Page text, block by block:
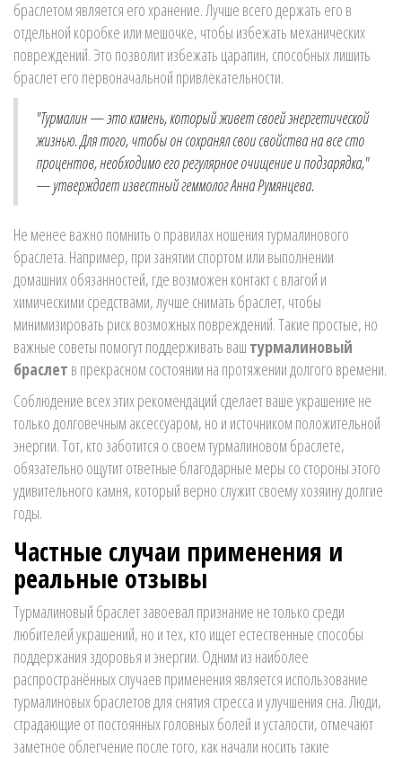
браслетом является его хранение. Лучше всего держать его в
отдельной коробке или мешочке, чтобы избежать механических
повреждений. Это позволит избежать царапин, способных лишить
браслет его первоначальной привлекательности.
"Турмалин — это камень, который живет своей энергетической
жизнью. Для того, чтобы он сохранял свои свойства на все сто
процентов, необходимо его регулярное очищение и подзарядка,"
— утверждает известный геммолог Анна Румянцева.
Не менее важно помнить о правилах ношения турмалинового
браслета. Например, при занятии спортом или выполнении
домашних обязанностей, где возможен контакт с влагой и
химическими средствами, лучше снимать браслет, чтобы
минимизировать риск возможных повреждений. Такие простые, но
важные советы помогут поддерживать ваш турмалиновый
браслет в прекрасном состоянии на протяжении долгого времени.
Соблюдение всех этих рекомендаций сделает ваше украшение не
только долговечным аксессуаром, но и источником положительной
энергии. Тот, кто заботится о своем турмалиновом браслете,
обязательно ощутит ответные благодарные меры со стороны этого
удивительного камня, который верно служит своему хозяину долгие
годы.
Частные случаи применения и
реальные отзывы
Турмалиновый браслет завоевал признание не только среди
любителей украшений, но и тех, кто ищет естественные способы
поддержания здоровья и энергии. Одним из наиболее
распространённых случаев применения является использование
турмалиновых браслетов для снятия стресса и улучшения сна. Люди,
страдающие от постоянных головных болей и усталости, отмечают
заметное облегчение после того, как начали носить такие